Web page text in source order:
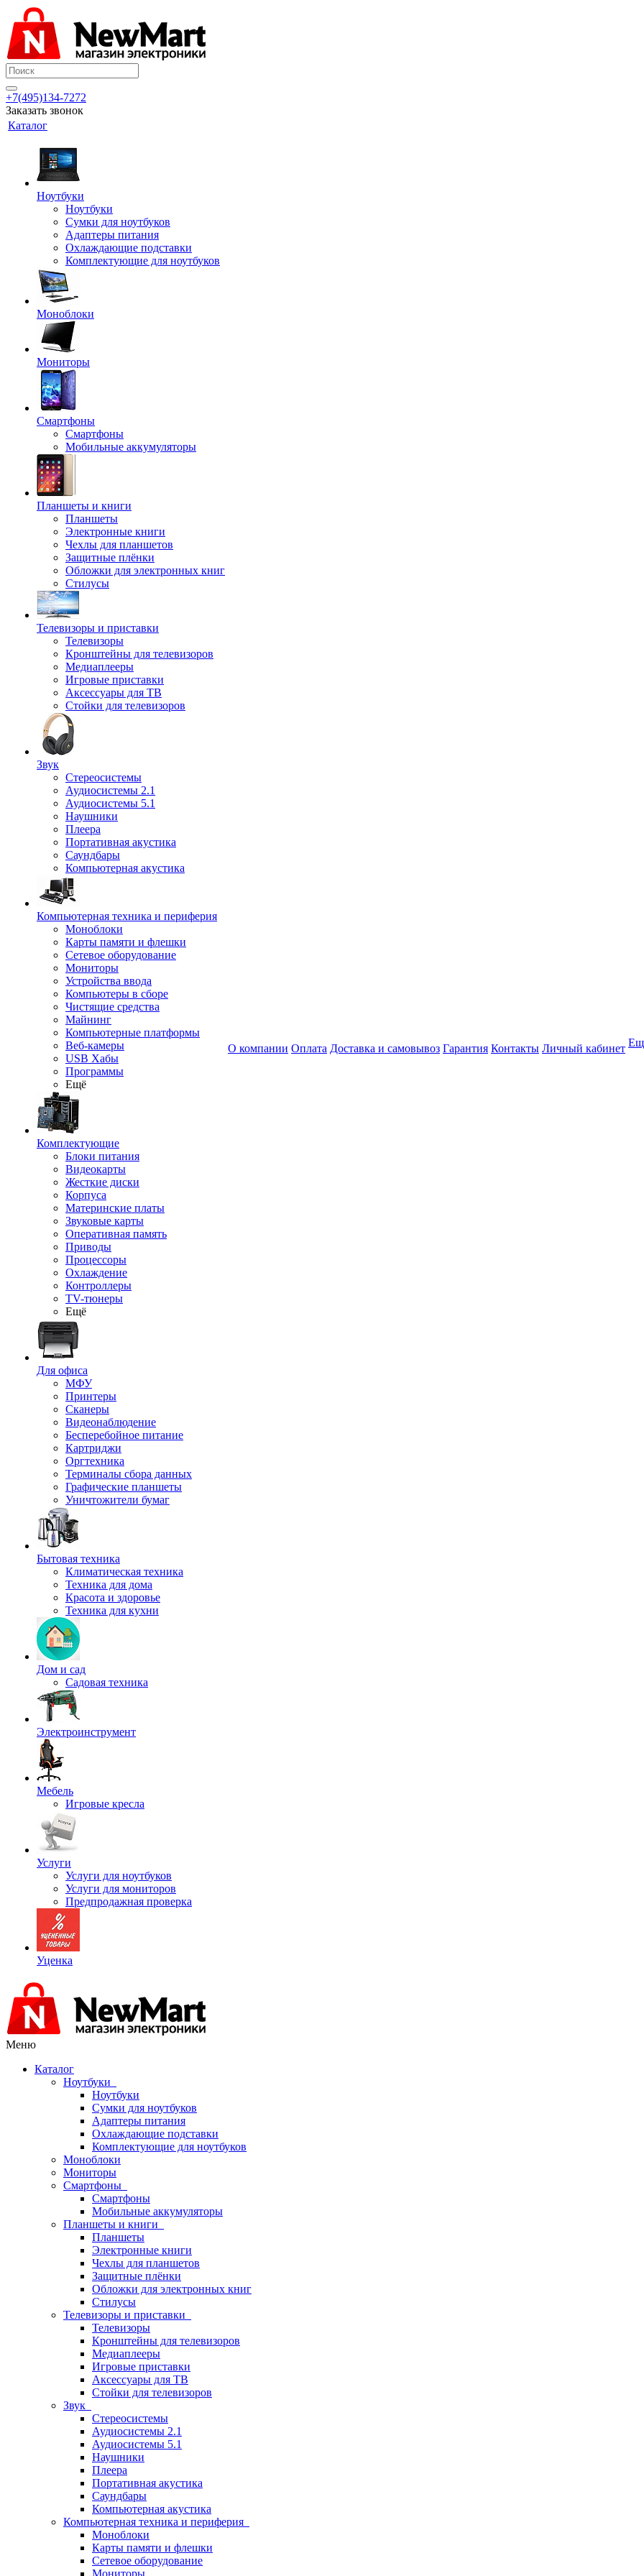
+7(495)134-7272
Заказать звонок
Каталог
Ноутбуки
Ноутбуки
Сумки для ноутбуков
Адаптеры питания
Охлаждающие подставки
Комплектующие для ноутбуков
Моноблоки
Мониторы
Смартфоны
Смартфоны
Мобильные аккумуляторы
Планшеты и книги
Планшеты
Электронные книги
Чехлы для планшетов
Защитные плёнки
Обложки для электронных книг
Стилусы
Телевизоры и приставки
Телевизоры
Кронштейны для телевизоров
Медиаплееры
Игровые приставки
Аксессуары для ТВ
Стойки для телевизоров
Звук
Стереосистемы
Аудиосистемы 2.1
Аудиосистемы 5.1
Наушники
Плеера
Портативная акустика
Саундбары
Компьютерная акустика
Компьютерная техника и периферия
Моноблоки
Карты памяти и флешки
Сетевое оборудование
Мониторы
Устройства ввода
Компьютеры в сборе
Чистящие средства
Майнинг
Компьютерные платформы
Веб-камеры
USB Хабы
Программы
Ещё
Комплектующие
Блоки питания
Видеокарты
Жесткие диски
Корпуса
Материнские платы
Звуковые карты
Оперативная память
Приводы
Процессоры
Охлаждение
Контроллеры
TV-тюнеры
Ещё
Для офиса
МФУ
Принтеры
Сканеры
Видеонаблюдение
Бесперебойное питание
Картриджи
Оргтехника
Терминалы сбора данных
Графические планшеты
Уничтожители бумаг
Бытовая техника
Климатическая техника
Техника для дома
Красота и здоровье
Техника для кухни
Дом и сад
Садовая техника
Электроинструмент
Мебель
Игровые кресла
Услуги
Услуги для ноутбуков
Услуги для мониторов
Предпродажная проверка
Уценка
О компании Оплата Доставка и самовывоз Гарантия Контакты Личный кабинет
Меню
Каталог
Ноутбуки
Ноутбуки
Сумки для ноутбуков
Адаптеры питания
Охлаждающие подставки
Комплектующие для ноутбуков
Моноблоки
Мониторы
Смартфоны
Смартфоны
Мобильные аккумуляторы
Планшеты и книги
Планшеты
Электронные книги
Чехлы для планшетов
Защитные плёнки
Обложки для электронных книг
Стилусы
Телевизоры и приставки
Телевизоры
Кронштейны для телевизоров
Медиаплееры
Игровые приставки
Аксессуары для ТВ
Стойки для телевизоров
Звук
Стереосистемы
Аудиосистемы 2.1
Аудиосистемы 5.1
Наушники
Плеера
Портативная акустика
Саундбары
Компьютерная акустика
Компьютерная техника и периферия
Моноблоки
Карты памяти и флешки
Сетевое оборудование
Мониторы